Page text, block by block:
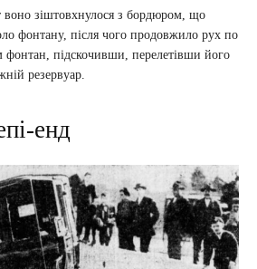
зіштовхнулося з бордюром, що
фонтану, після чого продовжило рух по
фонтан, підскочивши, перелетівши його
резервуар.
енд